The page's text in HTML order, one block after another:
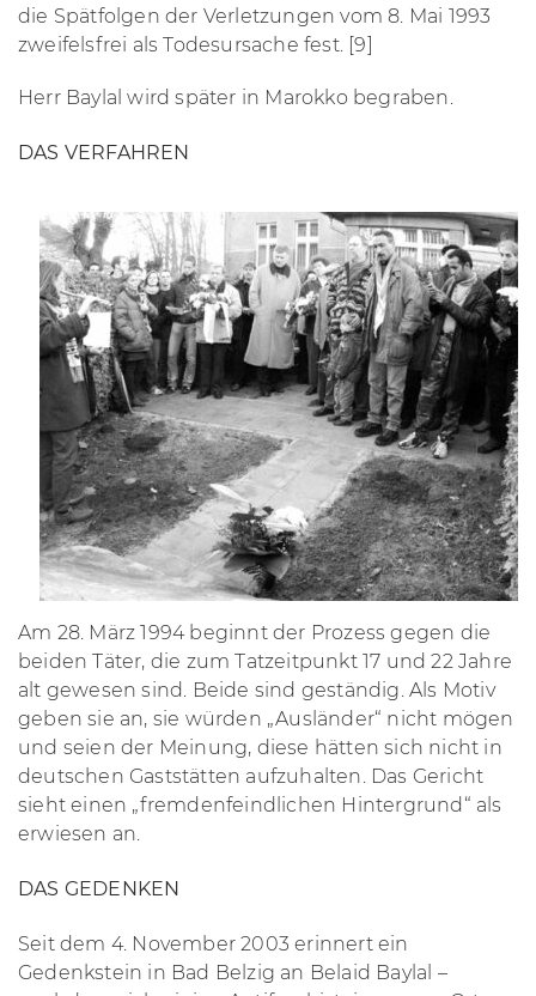
die Spätfolgen der Verletzungen vom 8. Mai 1993
zweifelsfrei als Todesursache fest. [9]
Herr Baylal wird später in Marokko begraben.
DAS VERFAHREN
Am 28. März 1994 beginnt der Prozess gegen die
beiden Täter, die zum Tatzeitpunkt 17 und 22 Jahre
alt gewesen sind. Beide sind geständig. Als Motiv
geben sie an, sie würden „Ausländer“ nicht mögen
und seien der Meinung, diese hätten sich nicht in
deutschen Gaststätten aufzuhalten. Das Gericht
sieht einen „fremdenfeindlichen Hintergrund“ als
erwiesen an.
DAS GEDENKEN
Seit dem 4. November 2003 erinnert ein
Gedenkstein in Bad Belzig an Belaid Baylal –